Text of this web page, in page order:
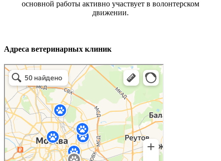
основной работы активно участвует в волонтерском
движении.
Адреса ветеринарных клиник